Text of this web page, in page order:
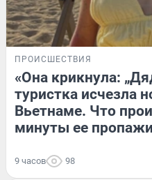
ПРОИСШЕСТВИЯ
«Она крикнула:
туристка исчезла
Вьетнаме. Что
минуты ее пропажи
9 часов 98